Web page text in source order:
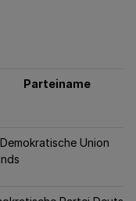
Parteiname
Union